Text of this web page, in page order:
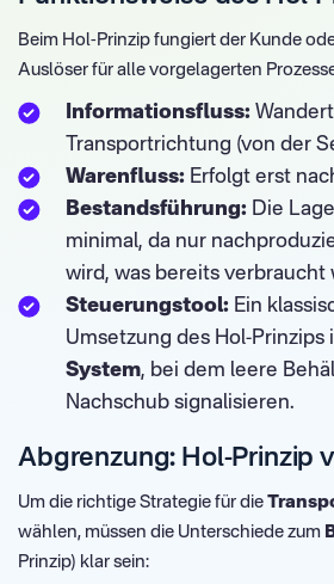
Beim Hol-Prinzip fungiert der Kunde
Auslöser für alle vorgelagerten
Informationsfluss:
Transportrichtung (von der
Warenfluss: Erfolgt erst
Bestandsführung: Die
minimal, da nur
wird, was bereits verbraucht
Steuerungstool: Ein
Umsetzung des Hol-Prinzips
System, bei dem leere
Nachschub signalisieren.
Abgrenzung: Hol-Prinzip
Um die richtige Strategie für die
wählen, müssen die Unterschiede zum
Prinzip) klar sein: